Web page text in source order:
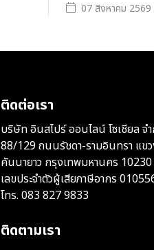
07 สิงหาคม 2569
ติดต่อเรา
บริษัท อินสไปร์ ออนไลน์ โซเชียล จ
88/129 ถนนรัชดา-รามอินทรา แข
คันนายาว กรุงเทพมหานคร 10230
เลขประจำตัวผู้เสียภาษีอากร
โทร. 083 827 9833
ติดตามเรา